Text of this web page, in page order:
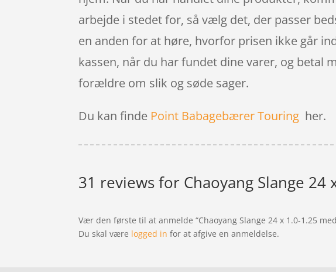
arbejde i stedet for, så vælg det, der passer
en anden for at høre, hvorfor prisen ikke går
kassen, når du har fundet dine varer, og betal
forældre om slik og søde sager.
Du kan finde Point Babagebærer Touring her.
31 reviews for Chaoyang Slange
Vær den første til at anmelde “Chaoyang Slange 24 x 1.0-1.25
Du skal være logged in for at afgive en anmeldelse.